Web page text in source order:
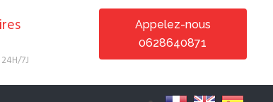
7J
Appelez-nous
0628640871